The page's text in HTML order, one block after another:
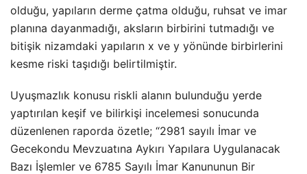
olduğu, yapıların derme çatma olduğu, ruhsat ve imar
planına dayanmadığı, aksların birbirini tutmadığı ve
bitişik nizamdaki yapıların x ve y yönünde birbirlerini
kesme riski taşıdığı belirtilmiştir.
Uyuşmazlık konusu riskli alanın bulunduğu yerde
yaptırılan keşif ve bilirkişi incelemesi sonucunda
düzenlenen raporda özetle; “2981 sayılı İmar ve
Gecekondu Mevzuatına Aykırı Yapılara Uygulanacak
Bazı İşlemler ve 6785 Sayılı İmar Kanununun Bir